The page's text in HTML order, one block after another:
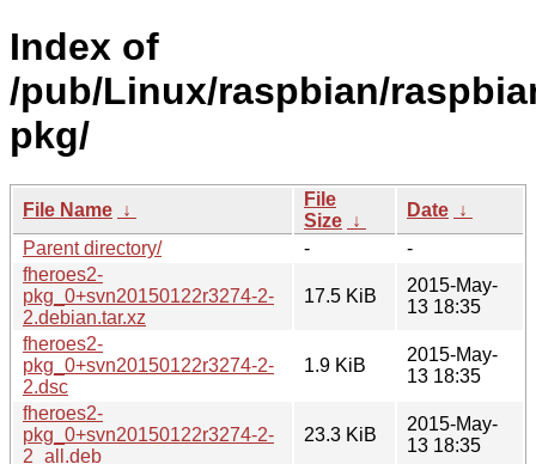
Index of
/pub/Linux/raspbian/
pkg/
File Name ↓
File
Size ↓
Date ↓
Parent directory/
-
-
fheroes2-
pkg_0+svn20150122r3274-2-
2.debian.tar.xz
17.5 KiB
2015-May-
13 18:35
fheroes2-
pkg_0+svn20150122r3274-2-
2.dsc
1.9 KiB
2015-May-
13 18:35
fheroes2-
pkg_0+svn20150122r3274-2-
2_all.deb
23.3 KiB
2015-May-
13 18:35